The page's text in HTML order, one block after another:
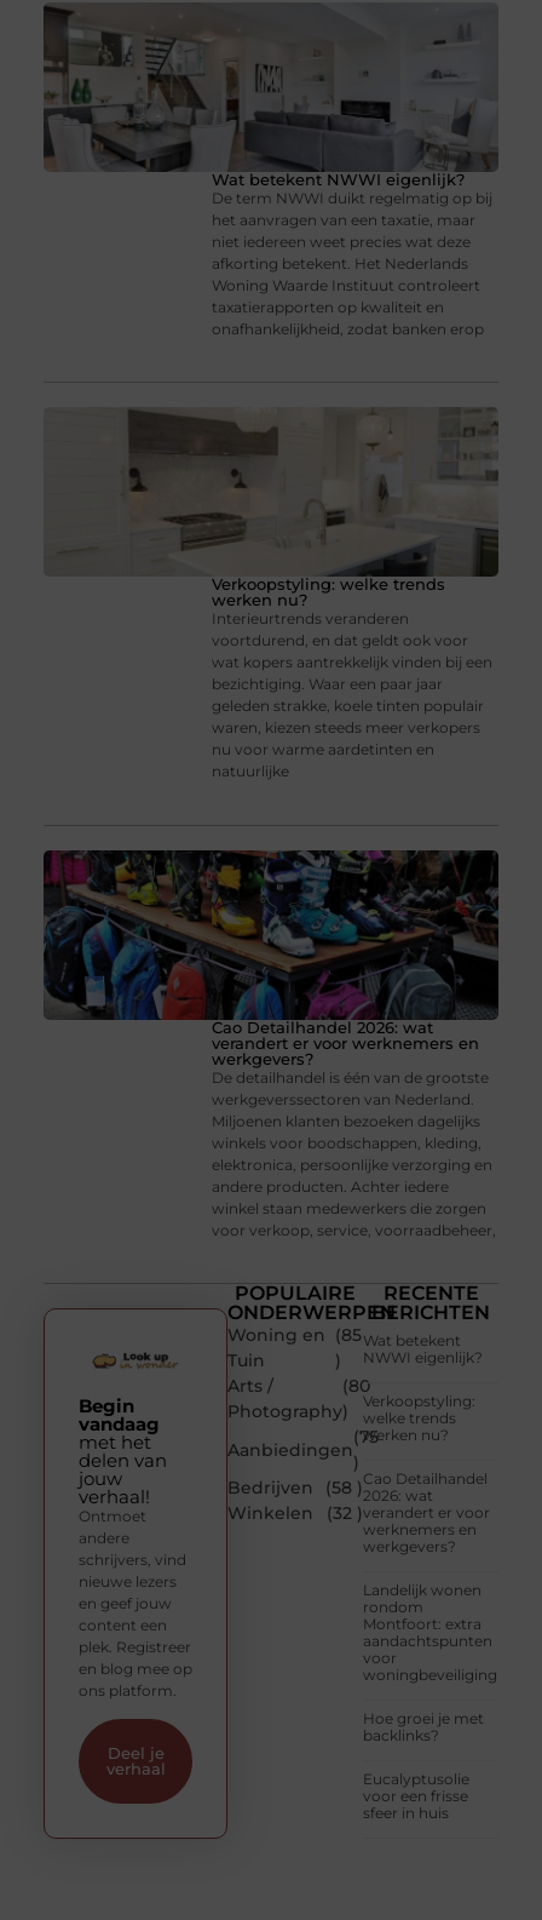
Wat betekent NWWI eigenlijk?
De term NWWI duikt regelmatig op bij
het aanvragen van een taxatie, maar
niet iedereen weet precies wat deze
afkorting betekent. Het Nederlands
Woning Waarde Instituut controleert
taxatierapporten op kwaliteit en
onafhankelijkheid, zodat banken erop
Verkoopstyling: welke trends
werken nu?
Interieurtrends veranderen
voortdurend, en dat geldt ook voor
wat kopers aantrekkelijk vinden bij een
bezichtiging. Waar een paar jaar
geleden strakke, koele tinten populair
waren, kiezen steeds meer verkopers
nu voor warme aardetinten en
natuurlijke
Cao Detailhandel 2026: wat
verandert er voor werknemers en
werkgevers?
De detailhandel is één van de grootste
werkgeverssectoren van Nederland.
Miljoenen klanten bezoeken dagelijks
winkels voor boodschappen, kleding,
elektronica, persoonlijke verzorging en
andere producten. Achter iedere
winkel staan medewerkers die zorgen
voor verkoop, service, voorraadbeheer,
POPULAIRE
ONDERWERPEN
Woning en
Tuin
(85
)
Arts /
Photography
(80
)
Aanbiedingen
(75
)
Bedrijven
(58 )
Winkelen
(32 )
RECENTE
BERICHTEN
Wat betekent
NWWI eigenlijk?
Verkoopstyling:
welke trends
werken nu?
Cao Detailhandel
2026: wat
verandert er voor
werknemers en
werkgevers?
Landelijk wonen
rondom
Montfoort: extra
aandachtspunten
voor
woningbeveiliging
Hoe groei je met
backlinks?
Eucalyptusolie
voor een frisse
sfeer in huis
Begin
vandaag
met het
delen van
jouw
verhaal!
Ontmoet
andere
schrijvers, vind
nieuwe lezers
en geef jouw
content een
plek. Registreer
en blog mee op
ons platform.
Deel je
verhaal